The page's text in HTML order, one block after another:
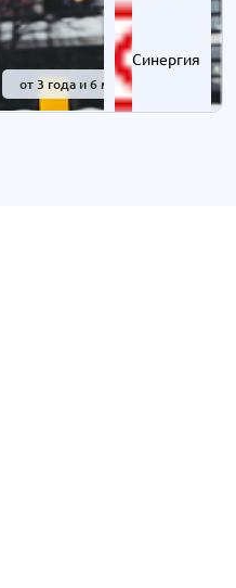
Синергия
от 3 года и 6 мес.